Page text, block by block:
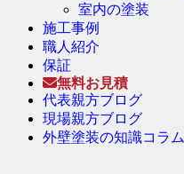
室内の塗装
施工事例
職人紹介
保証
無料お見積
代表親方ブログ
現場親方ブログ
外壁塗装の知識コラム